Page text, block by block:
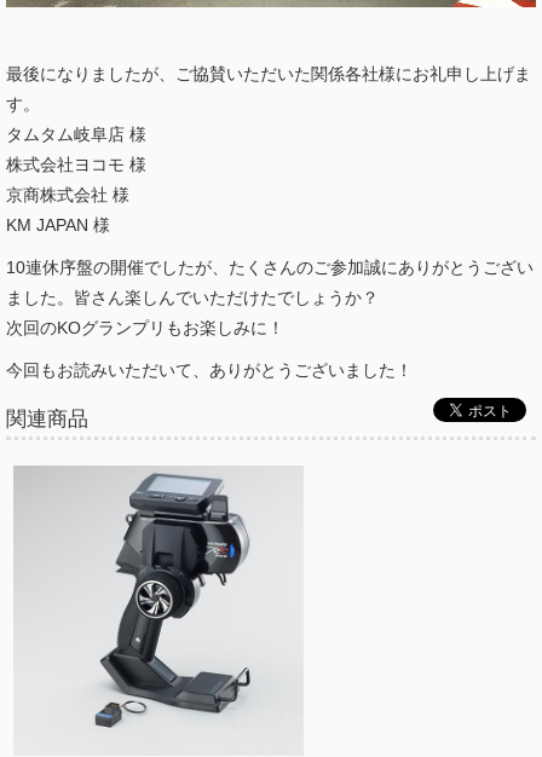
最後になりましたが、ご協賛いただいた関係各社様にお礼申し上げま
す。
タムタム岐阜店 様
株式会社ヨコモ 様
京商株式会社 様
KM JAPAN 様
10連休序盤の開催でしたが、たくさんのご参加誠にありがとうござい
ました。皆さん楽しんでいただけたでしょうか？
次回のKOグランプリもお楽しみに！
今回もお読みいただいて、ありがとうございました！
関連商品